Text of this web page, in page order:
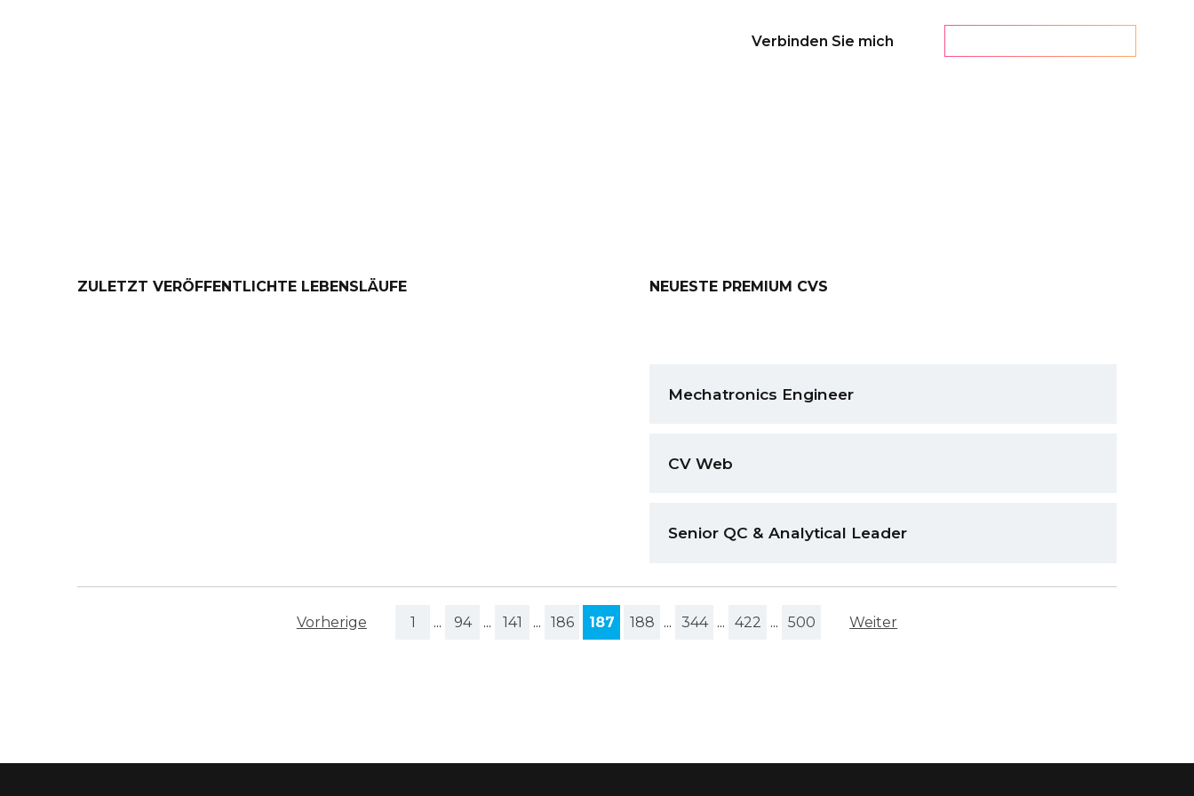
Verbinden Sie mich
ZULETZT VERÖFFENTLICHTE LEBENSLÄUFE NEUESTE PREMIUM CVS
Mechatronics Engineer
CV Web
Senior QC & Analytical Leader
Vorherige 1 ... 94 ... 141 ... 186 187 188 ... 344 ... 422 ... 500 Weiter